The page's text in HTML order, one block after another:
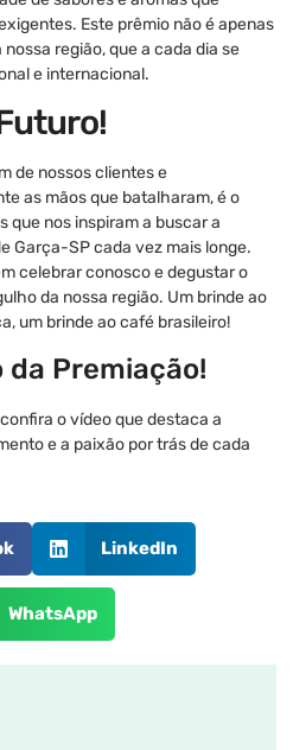
Este prêmio não é apenas
região, que a cada dia se
e internacional.
de nossos clientes e
as mãos que batalharam, é o
que nos inspiram a buscar a
Garça-SP cada vez mais longe.
celebrar conosco e degustar o
da nossa região. Um brinde ao
um brinde ao café brasileiro!
da Premiação!
o vídeo que destaca a
e a paixão por trás de cada
LinkedIn
WhatsApp